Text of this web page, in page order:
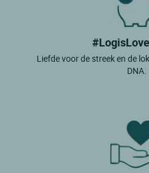
Liefde voor de streek en de
DNA.